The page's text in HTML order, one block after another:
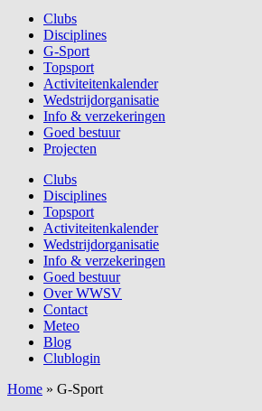
Clubs
Disciplines
G-Sport
Topsport
Activiteitenkalender
Wedstrijdorganisatie
Info & verzekeringen
Goed bestuur
Projecten
Clubs
Disciplines
Topsport
Activiteitenkalender
Wedstrijdorganisatie
Info & verzekeringen
Goed bestuur
Over WWSV
Contact
Meteo
Blog
Clublogin
Home » G-Sport